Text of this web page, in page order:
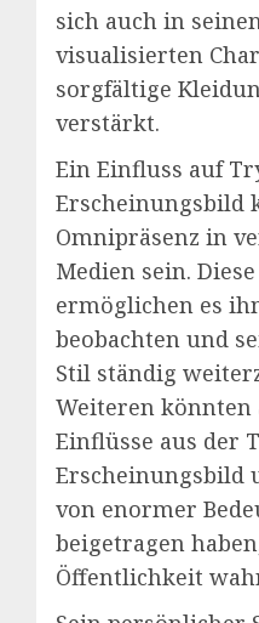
sich auch in
visualisierten
sorgfältige
verstärkt.
Ein Einfluss auf
Erscheinungsbild
Omnipräsenz in
Medien sein.
ermöglichen es
beobachten und
Stil ständig
Weiteren könnten
Einflüsse aus der
Erscheinungsbild
von enormer
beigetragen
Öffentlichkeit